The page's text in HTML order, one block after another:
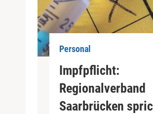
Personal
Impfpflicht:
Regionalverband
Saarbrücken